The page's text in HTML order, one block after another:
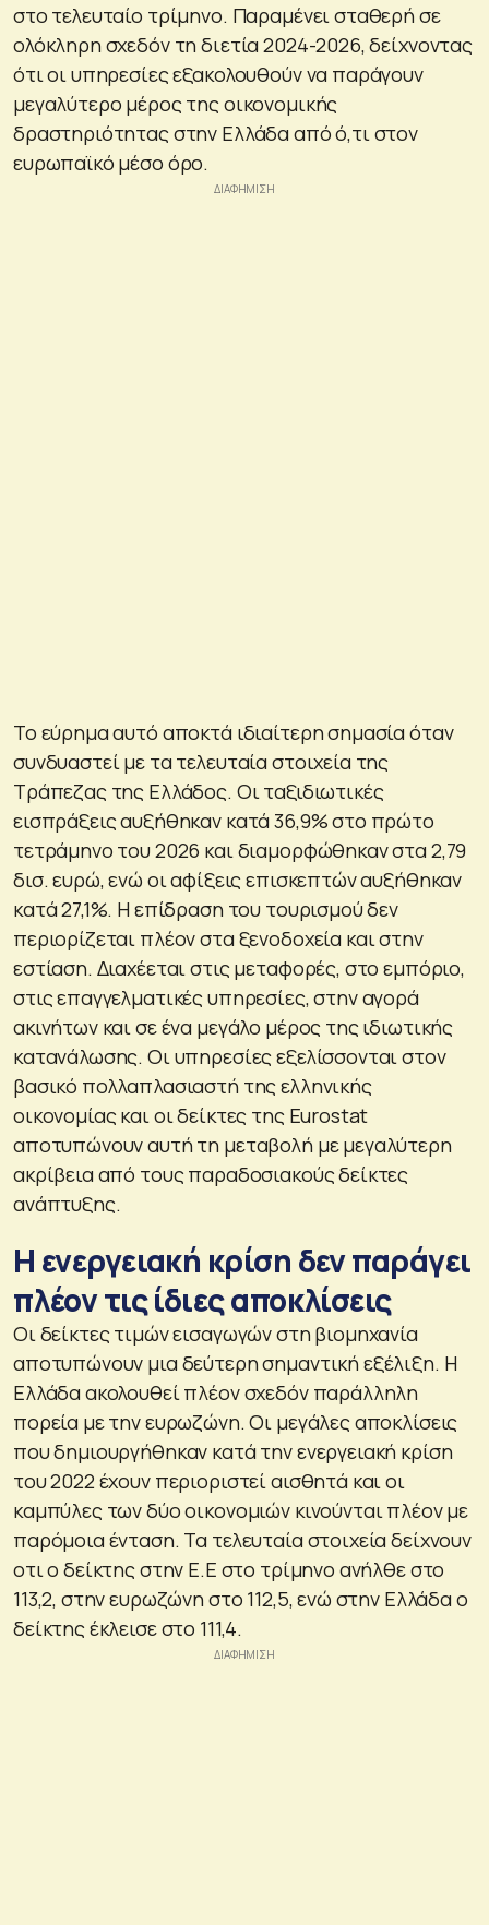
στο τελευταίο τρίμηνο. Παραμένει σταθερή σε
ολόκληρη σχεδόν τη διετία 2024-2026, δείχνοντας
ότι οι υπηρεσίες εξακολουθούν να παράγουν
μεγαλύτερο μέρος της οικονομικής
δραστηριότητας στην Ελλάδα από ό,τι στον
ευρωπαϊκό μέσο όρο.
Το εύρημα αυτό αποκτά ιδιαίτερη σημασία όταν
συνδυαστεί με τα τελευταία στοιχεία της
Τράπεζας της Ελλάδος. Οι ταξιδιωτικές
εισπράξεις αυξήθηκαν κατά 36,9% στο πρώτο
τετράμηνο του 2026 και διαμορφώθηκαν στα 2,79
δισ. ευρώ, ενώ οι αφίξεις επισκεπτών αυξήθηκαν
κατά 27,1%. Η επίδραση του τουρισμού δεν
περιορίζεται πλέον στα ξενοδοχεία και στην
εστίαση. Διαχέεται στις μεταφορές, στο εμπόριο,
στις επαγγελματικές υπηρεσίες, στην αγορά
ακινήτων και σε ένα μεγάλο μέρος της ιδιωτικής
κατανάλωσης. Οι υπηρεσίες εξελίσσονται στον
βασικό πολλαπλασιαστή της ελληνικής
οικονομίας και οι δείκτες της Eurostat
αποτυπώνουν αυτή τη μεταβολή με μεγαλύτερη
ακρίβεια από τους παραδοσιακούς δείκτες
ανάπτυξης.
Η ενεργειακή κρίση δεν παράγει
πλέον τις ίδιες αποκλίσεις
Οι δείκτες τιμών εισαγωγών στη βιομηχανία
αποτυπώνουν μια δεύτερη σημαντική εξέλιξη. Η
Ελλάδα ακολουθεί πλέον σχεδόν παράλληλη
πορεία με την ευρωζώνη. Οι μεγάλες αποκλίσεις
που δημιουργήθηκαν κατά την ενεργειακή κρίση
του 2022 έχουν περιοριστεί αισθητά και οι
καμπύλες των δύο οικονομιών κινούνται πλέον με
παρόμοια ένταση. Τα τελευταία στοιχεία δείχνουν
οτι ο δείκτης στην Ε.Ε στο τρίμηνο ανήλθε στο
113,2, στην ευρωζώνη στο 112,5, ενώ στην Ελλάδα ο
δείκτης έκλεισε στο 111,4.